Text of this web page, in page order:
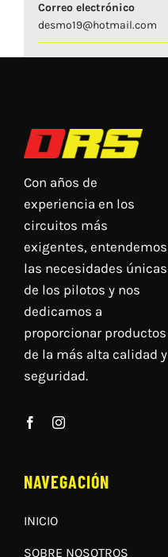
Correo electrónico
desmo19@hotmail.com
Con años de
experiencia en los
circuitos más
exigentes, entendemos
las necesidades únicas
de los pilotos y nos
dedicamos a
proporcionar productos
de la más alta calidad y
seguridad.
NAVEGACIÓN
INICIO
SOBRE NOSOTROS